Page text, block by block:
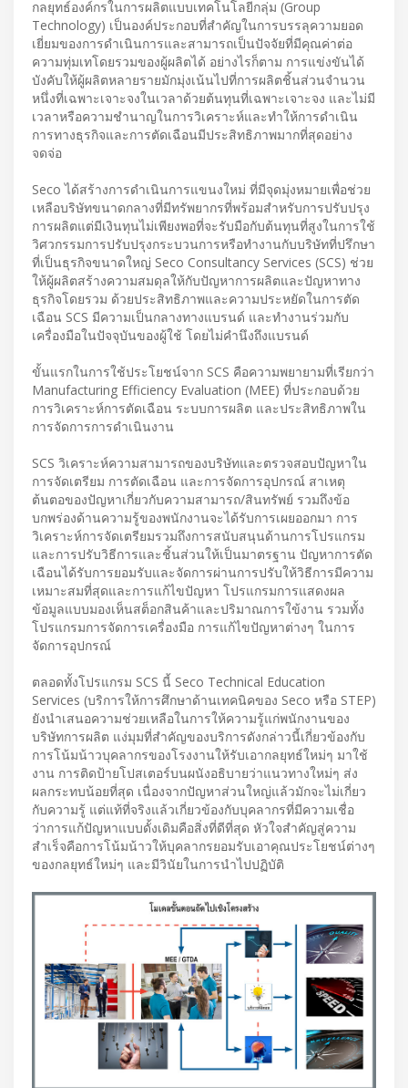
กลยุทธ์องค์กรในการผลิตแบบเทคโนโลยีกลุ่ม (Group
Technology) เป็นองค์ประกอบที่สำคัญในการบรรลุความยอด
เยี่ยมของการดำเนินการและสามารถเป็นปัจจัยที่มีคุณค่าต่อ
ความทุ่มเทโดยรวมของผู้ผลิตได้ อย่างไรก็ตาม การแข่งขันได้
บังคับให้ผู้ผลิตหลายรายมักมุ่งเน้นไปที่การผลิตชิ้นส่วนจำนวน
หนึ่งที่เฉพาะเจาะจงในเวลาด้วยต้นทุนที่เฉพาะเจาะจง และไม่มี
เวลาหรือความชำนาญในการวิเคราะห์และทำให้การดำเนิน
การทางธุรกิจและการตัดเฉือนมีประสิทธิภาพมากที่สุดอย่าง
จดจ่อ
Seco ได้สร้างการดำเนินการแขนงใหม่ ที่มีจุดมุ่งหมายเพื่อช่วย
เหลือบริษัทขนาดกลางที่มีทรัพยากรที่พร้อมสำหรับการปรับปรุง
การผลิตแต่มีเงินทุนไม่เพียงพอที่จะรับมือกับต้นทุนที่สูงในการใช้
วิศวกรรมการปรับปรุงกระบวนการหรือทำงานกับบริษัทที่ปรึกษา
ที่เป็นธุรกิจขนาดใหญ่ Seco Consultancy Services (SCS) ช่วย
ให้ผู้ผลิตสร้างความสมดุลให้กับปัญหาการผลิตและปัญหาทาง
ธุรกิจโดยรวม ด้วยประสิทธิภาพและความประหยัดในการตัด
เฉือน SCS มีความเป็นกลางทางแบรนด์ และทำงานร่วมกับ
เครื่องมือในปัจจุบันของผู้ใช้ โดยไม่คำนึงถึงแบรนด์
ขั้นแรกในการใช้ประโยชน์จาก SCS คือความพยายามที่เรียกว่า
Manufacturing Efficiency Evaluation (MEE) ที่ประกอบด้วย
การวิเคราะห์การตัดเฉือน ระบบการผลิต และประสิทธิภาพใน
การจัดการการดำเนินงาน
SCS วิเคราะห์ความสามารถของบริษัทและตรวจสอบปัญหาใน
การจัดเตรียม การตัดเฉือน และการจัดการอุปกรณ์ สาเหตุ
ต้นตอของปัญหาเกี่ยวกับความสามารถ/สินทรัพย์ รวมถึงข้อ
บกพร่องด้านความรู้ของพนักงานจะได้รับการเผยออกมา การ
วิเคราะห์การจัดเตรียมรวมถึงการสนับสนุนด้านการโปรแกรม
และการปรับวิธีการและชิ้นส่วนให้เป็นมาตรฐาน ปัญหาการตัด
เฉือนได้รับการยอมรับและจัดการผ่านการปรับให้วิธีการมีความ
เหมาะสมที่สุดและการแก้ไขปัญหา โปรแกรมการแสดงผล
ข้อมูลแบบมองเห็นสต็อกสินค้าและปริมาณการใข้งาน รวมทั้ง
โปรแกรมการจัดการเครื่องมือ การแก้ไขปัญหาต่างๆ ในการ
จัดการอุปกรณ์
ตลอดทั้งโปรแกรม SCS นี้ Seco Technical Education
Services (บริการให้การศึกษาด้านเทคนิคของ Seco หรือ STEP)
ยังนำเสนอความช่วยเหลือในการให้ความรู้แก่พนักงานของ
บริษัทการผลิต แง่มุมที่สำคัญของบริการดังกล่าวนี้เกี่ยวข้องกับ
การโน้มน้าวบุคลากรของโรงงานให้รับเอากลยุทธ์ใหม่ๆ มาใช้
งาน การติดป้ายโปสเตอร์บนผนังอธิบายว่าแนวทางใหม่ๆ ส่ง
ผลกระทบน้อยที่สุด เนื่องจากปัญหาส่วนใหญ่แล้วมักจะไม่เกี่ยว
กับความรู้ แต่แท้ที่จริงแล้วเกี่ยวข้องกับบุคลากรที่มีความเชื่อ
ว่าการแก้ปัญหาแบบดั้งเดิมคือสิ่งที่ดีที่สุด หัวใจสำคัญสู่ความ
สำเร็จคือการโน้มน้าวให้บุคลากรยอมรับเอาคุณประโยชน์ต่างๆ
ของกลยุทธ์ใหม่ๆ และมีวินัยในการนำไปปฏิบัติ